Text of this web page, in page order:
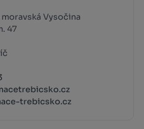
Vysočina
47
trebicsko.cz